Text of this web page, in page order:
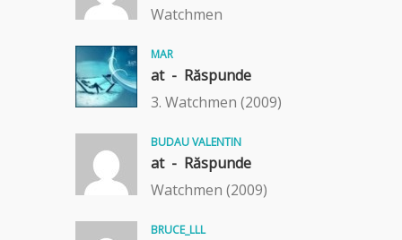
Watchmen
MAR
at - Răspunde
3. Watchmen (2009)
BUDAU VALENTIN
at - Răspunde
Watchmen (2009)
BRUCE_LLL